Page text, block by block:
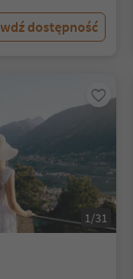
dostępność
1/31